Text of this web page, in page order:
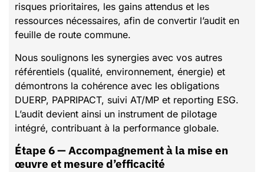
risques prioritaires, les gains attendus et les
ressources nécessaires, afin de convertir l’audit en
feuille de route commune.
Nous soulignons les synergies avec vos autres
référentiels (qualité, environnement, énergie) et
démontrons la cohérence avec les obligations
DUERP, PAPRIPACT, suivi AT/MP et reporting ESG.
L’audit devient ainsi un instrument de pilotage
intégré, contribuant à la performance globale.
Étape 6 — Accompagnement à la mise en
œuvre et mesure d’efficacité